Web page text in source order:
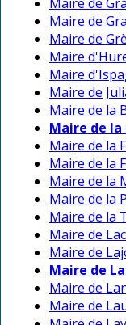
Maire de
Maire de
Maire
Maire
Maire de
Maire de la
Maire de la
Maire de la
Maire de la
Maire de la
Maire de la
Maire de la
Maire de
Maire de
Maire de
Maire de
Maire de